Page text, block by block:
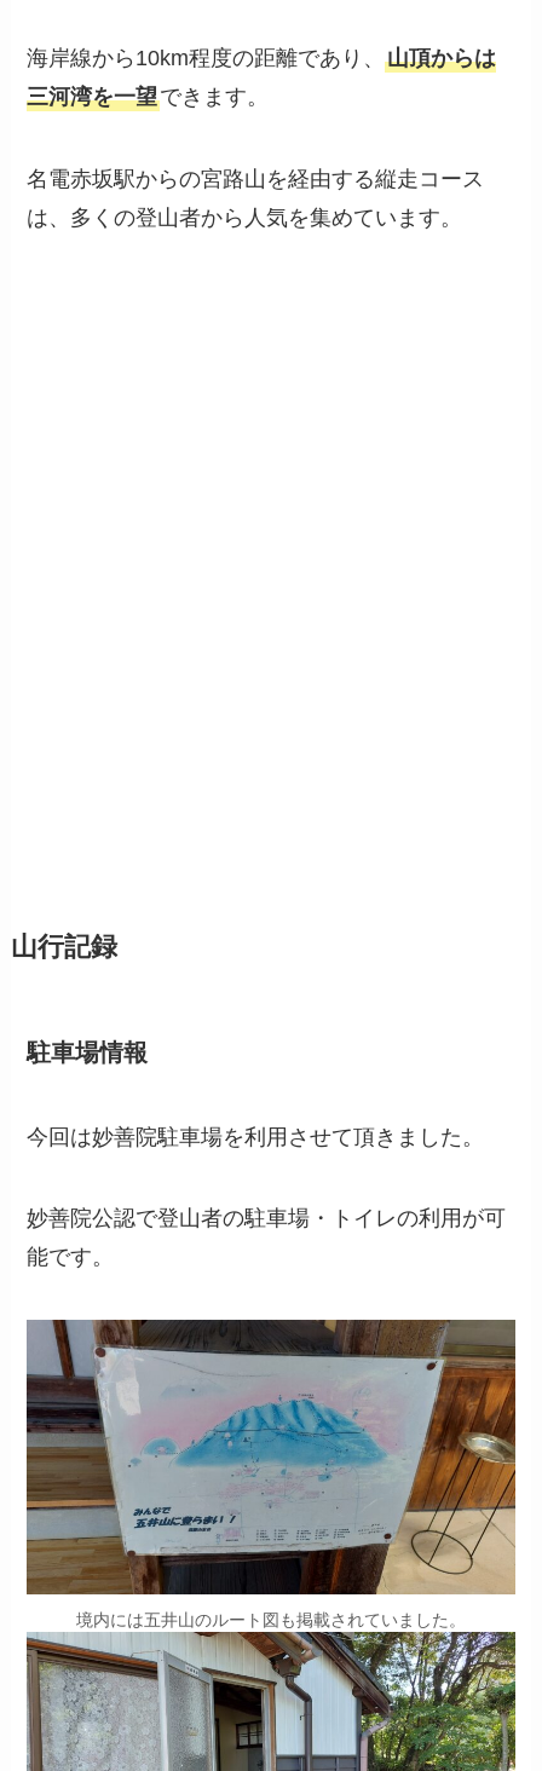
海岸線から10km程度の距離であり、山頂からは
三河湾を一望できます。
名電赤坂駅からの宮路山を経由する縦走コース
は、多くの登山者から人気を集めています。
山行記録
駐車場情報
今回は妙善院駐車場を利用させて頂きました。
妙善院公認で登山者の駐車場・トイレの利用が可
能です。
境内には五井山のルート図も掲載されていました。